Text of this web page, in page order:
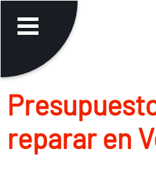
reparar en